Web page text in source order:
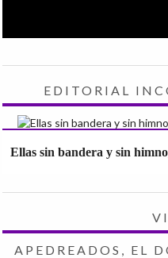
EDITORIAL
Ellas sin bandera y sin
APEDREADOS, EL